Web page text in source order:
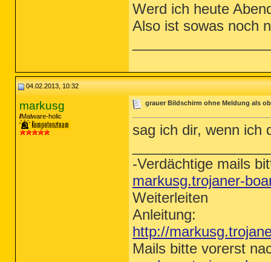
Werd ich heute
Also ist sowas noch
04.02.2013, 10:32
markusg
Malware-holic
grauer Bildschirm ohne Meldung als
sag ich dir, wenn ich
-Verdächtige mails
markusg.trojaner-
Weiterleiten
Anleitung:
http://
Mails bitte vorerst